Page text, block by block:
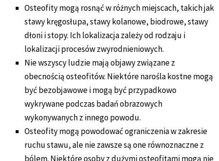
Osteofity mogą rosnąć w różnych miejscach, takich jak
stawy kręgosłupa, stawy kolanowe, biodrowe, stawy
dłoni i stopy. Ich lokalizacja zależy od rodzaju i
lokalizacji procesów zwyrodnieniowych.
Nie wszyscy ludzie mają objawy związane z
obecnością osteofitów. Niektóre narośla kostne mogą
być bezobjawowe i mogą być przypadkowo
wykrywane podczas badań obrazowych
wykonywanych z innego powodu.
Osteofity mogą powodować ograniczenia w zakresie
ruchu stawu, ale nie zawsze są one równoznaczne z
bólem. Niektóre osoby z dużymi osteofitami mogą nie